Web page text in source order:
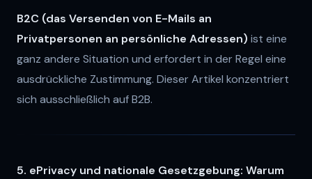
B2C (das Versenden von E-Mails an
Privatpersonen an persönliche Adressen) ist eine
ganz andere Situation und erfordert in der Regel eine
ausdrückliche Zustimmung. Dieser Artikel konzentriert
sich ausschließlich auf B2B.
5. ePrivacy und nationale Gesetzgebung: Warum